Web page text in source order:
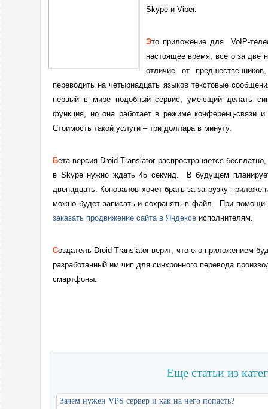
Skype и Viber.
Это приложение для
VoIP-
настоящее время, всего за две
отличие от
переводить на четырнадцать языков текстовые
первый в мире подобный сервис, умеющий делать
функция, но она работает в режиме конференц-связи
Стоимость такой услуги – три доллара в минуту.
Бета-версия Droid Translator распространяется
в Skype нужно ждать 45 секунд. В будущем
двенадцать. Коновалов хочет брать за загрузку
можно будет записать и сохранять в файл. При помощи
заказать продвижение сайта в Яндексе исполнителям.
Создатель Droid Translator верит, что его приложением будут пользоваться миллионы людей в мире, а
разработанный им чип для синхронного перевода
смартфоны.
Еще статьи из
Зачем нужен VPS сервер и как на него попасть?